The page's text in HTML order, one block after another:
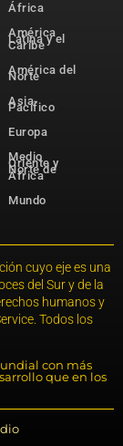
África
América
Latina y el
Caribe
América del
Norte
Asia-
Pacífico
Europa
Medio
Oriente y
Norte de
África
Mundo
cuyo eje es una
del Sur y de la
humanos y
Todos los
con más
que en los